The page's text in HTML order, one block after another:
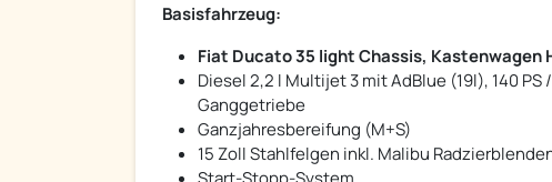
Basisfahrzeug:
Fiat Ducato 35 light Chassis,
Diesel 2,2 l Multijet 3 mit AdBlue (19l), 140 PS
Ganggetriebe
Ganzjahresbereifung (M+S)
15 Zoll Stahlfelgen inkl. Malibu